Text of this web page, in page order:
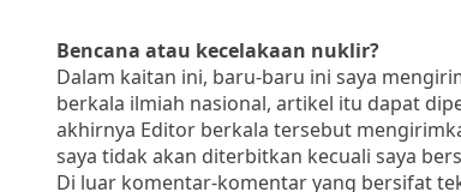
Bencana atau kecelakaan nuklir?
Dalam kaitan ini, baru-baru ini saya
berkala ilmiah nasional, artikel itu dapat
akhirnya Editor berkala tersebut
saya tidak akan diterbitkan kecuali saya
Di luar komentar-komentar yang bersifat